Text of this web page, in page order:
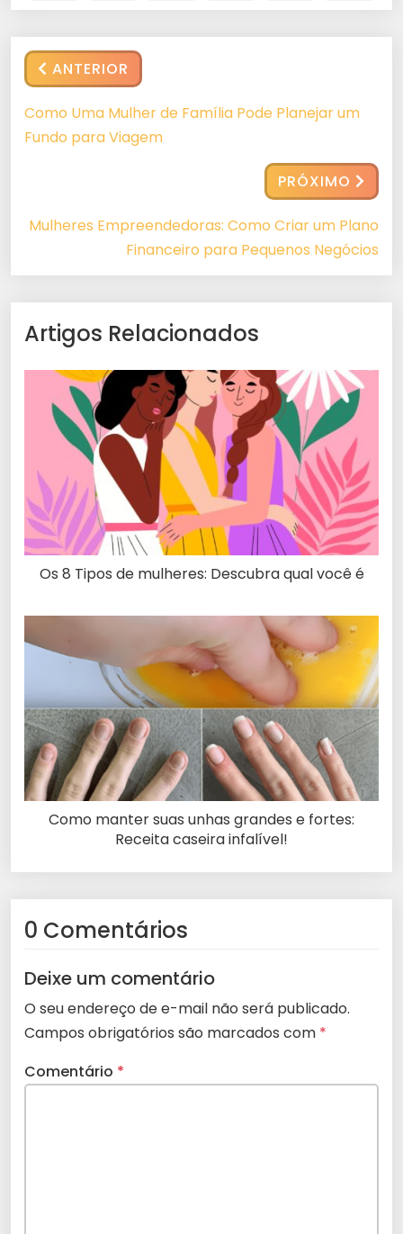
ANTERIOR
Como Uma Mulher de Família Pode Planejar um
Fundo para Viagem
PRÓXIMO
Mulheres Empreendedoras: Como Criar um Plano
Financeiro para Pequenos Negócios
Artigos Relacionados
Os 8 Tipos de mulheres: Descubra qual você é
Como manter suas unhas grandes e fortes:
Receita caseira infalível!
0 Comentários
Deixe um comentário
O seu endereço de e-mail não será publicado.
Campos obrigatórios são marcados com *
Comentário *